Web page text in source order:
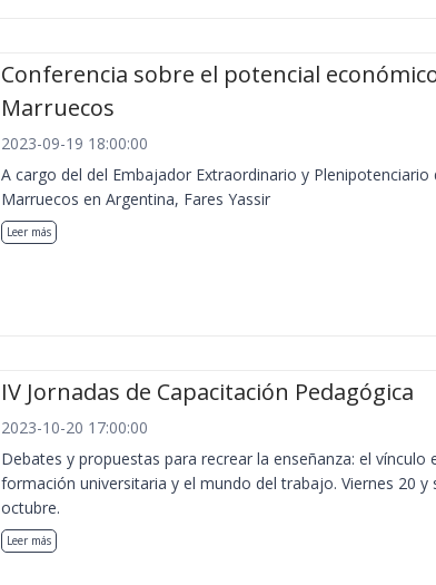
Conferencia sobre el potencial
Marruecos
2023-09-19 18:00:00
A cargo del del Embajador Extraordinario y Plenipotenciario
Marruecos en Argentina, Fares Yassir
Leer más
IV Jornadas de Capacitación Pedagógica
2023-10-20 17:00:00
Debates y propuestas para recrear la enseñanza: el vínculo
formación universitaria y el mundo del trabajo. Viernes 20 y
octubre.
Leer más